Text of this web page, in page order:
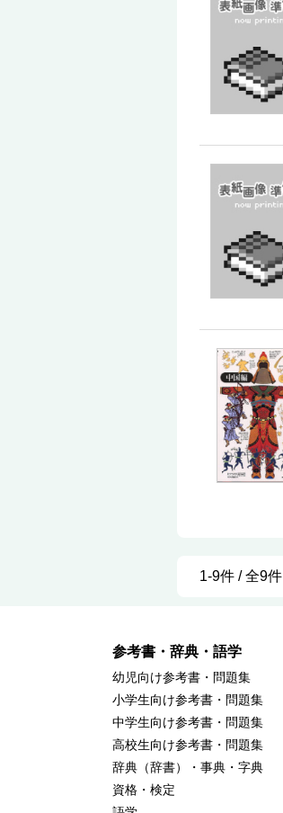
1-9件 / 全9件
参考書・辞典・語学
幼児向け参考書・問題集
小学生向け参考書・問題集
中学生向け参考書・問題集
高校生向け参考書・問題集
辞典（辞書）・事典・字典
資格・検定